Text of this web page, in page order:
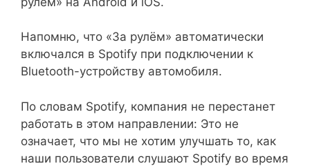
Напомню, что «За рулём» автоматически
включался в Spotify при подключении к
Bluetooth-устройству автомобиля.
По словам Spotify, компания не перестанет
работать в этом направлении: Это не
означает, что мы не хотим улучшать то, как
наши пользователи слушают Spotify во время